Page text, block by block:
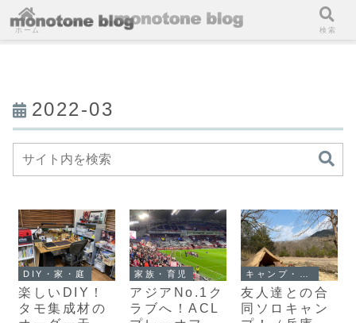
2022-03
DIY・家・庭
楽しいDIY！
タモ集成材の
家族・育児
アジアNo.1ク
ラブへ！ACL
友人達との合
同ソロキャン
ホーム 検索